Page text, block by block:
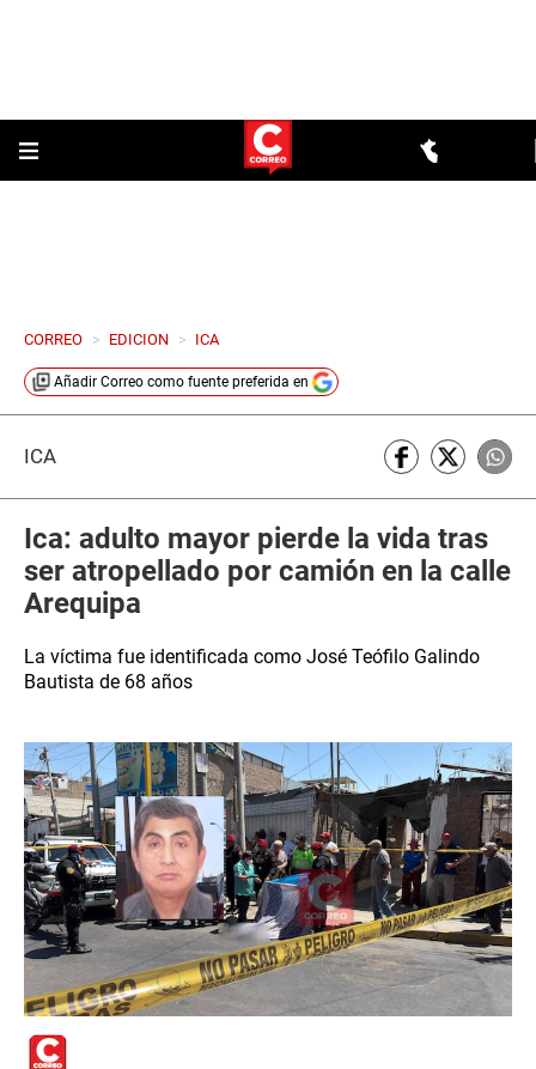
CORREO > EDICION > ICA
Añadir Correo como fuente preferida en
ICA
Ica: adulto mayor pierde la vida tras
ser atropellado por camión en la calle
Arequipa
La víctima fue identificada como José Teófilo Galindo
Bautista de 68 años